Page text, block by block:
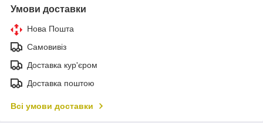
Умови доставки
Нова Пошта
Самовивіз
Доставка кур'єром
Доставка поштою
Всі умови доставки